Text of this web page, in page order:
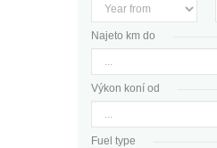
Najeto km do
Výkon koní od
Fuel type